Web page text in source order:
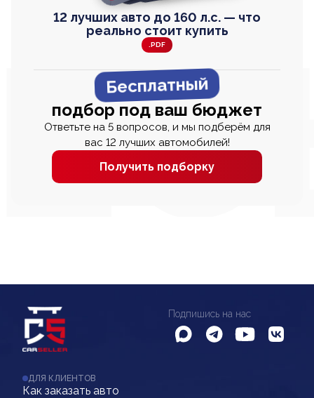
12 лучших авто до 160 л.с. — что
реально стоит купить
.PDF
Бесплатный
подбор под ваш бюджет
Ответьте на 5 вопросов, и мы подберём для
вас 12 лучших автомобилей!
Получить подборку
Подпишись на нас
ДЛЯ КЛИЕНТОВ
Как заказать авто